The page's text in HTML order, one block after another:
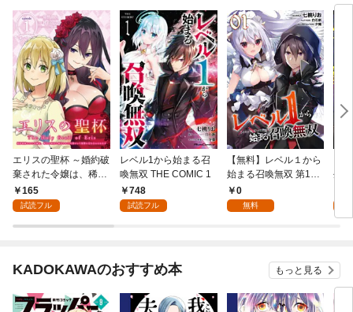
エリスの聖杯 ～婚約破
棄された令嬢は、稀代
の悪女に助けられた代
償として復讐に付き合
版】 1
165
試読フル
レベル1から始まる召
喚無双 THE COMIC 1
748
試読フル
【無料】レベル１から
始まる召喚無双 第1話
【単話版】
0
無料
生
KADOKAWAのおすすめ本 もっと見る